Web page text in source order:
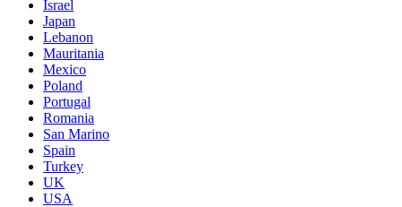
Israel
Japan
Lebanon
Mauritania
Mexico
Poland
Portugal
Romania
San Marino
Spain
Turkey
UK
USA